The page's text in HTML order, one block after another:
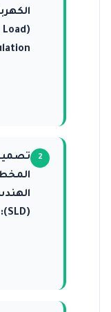
(Load
(SLD):